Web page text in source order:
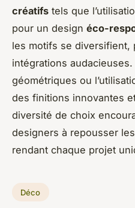
créatifs tels que
pour un design éco-
les motifs se diversifient,
intégrations
géométriques ou
des finitions innovantes
diversité de choix
designers à repousser
rendant chaque projet
Déco